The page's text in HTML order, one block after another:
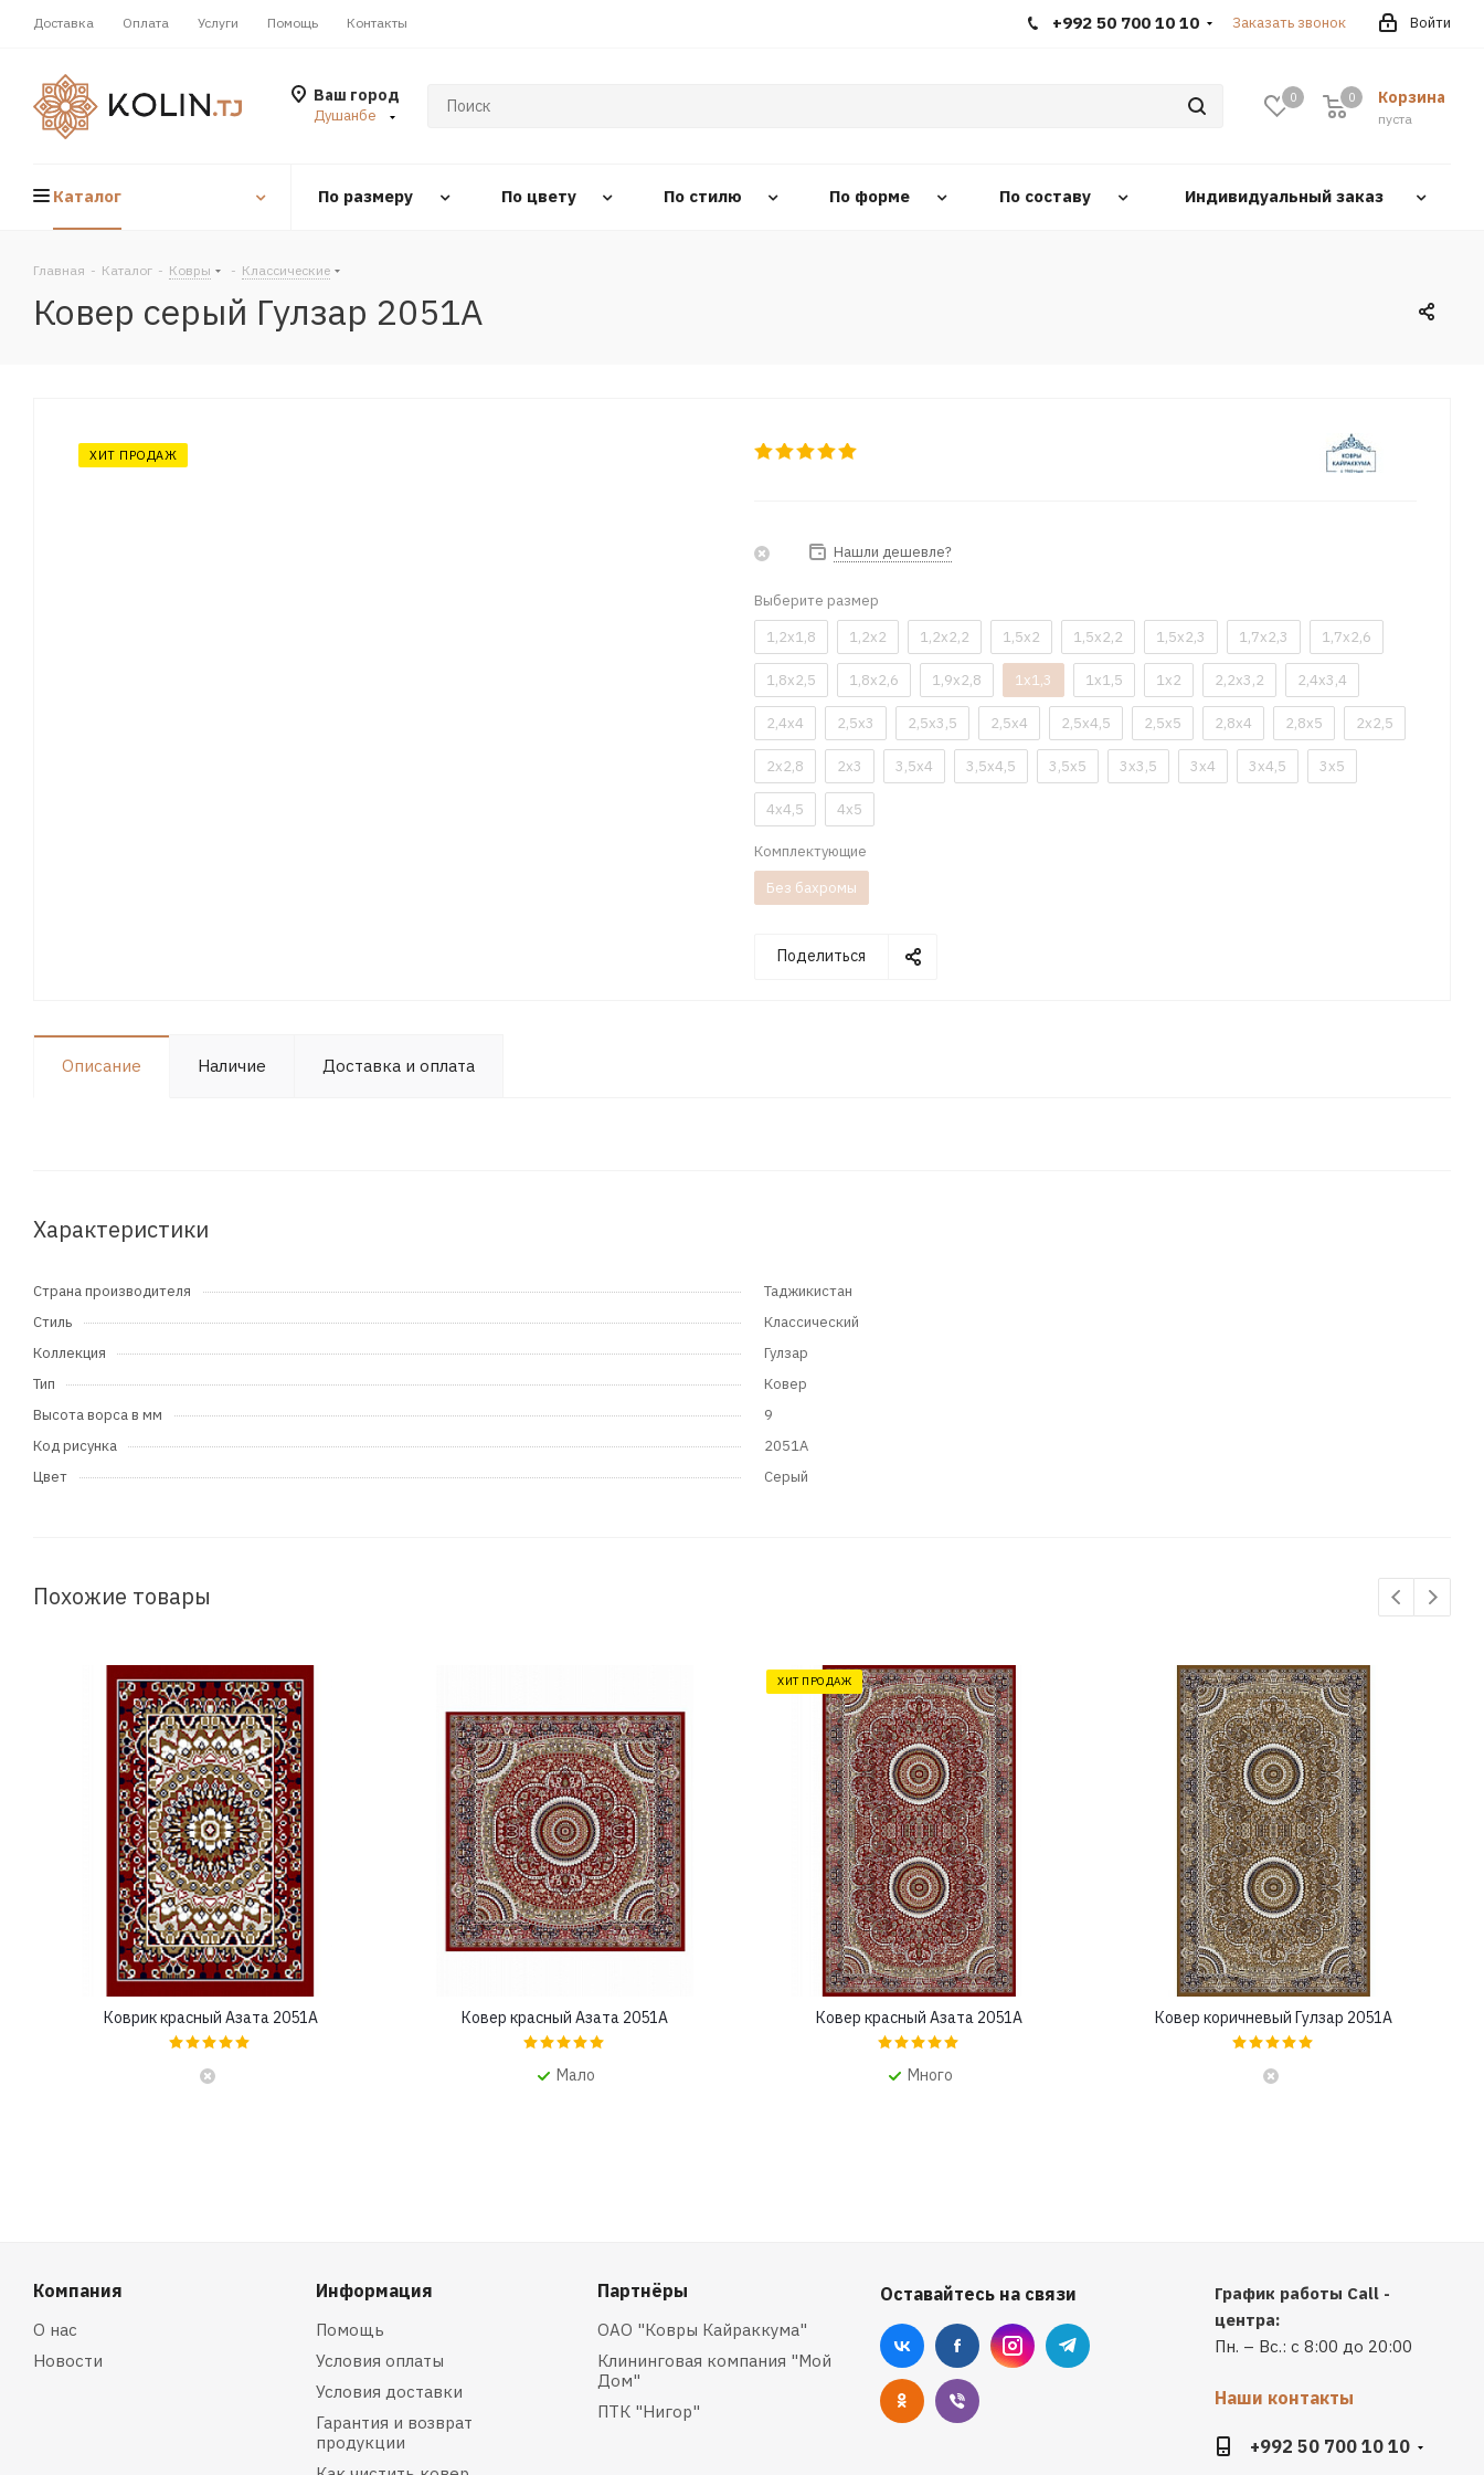
Доставка Оплата Услуги Помощь Контакты Войти
+992 50 700 10 10 Заказать звонок
Ваш город
Душанбе
0 Корзина
0
пуста
0
Каталог По размеру По цвету По стилю По форме По составу Индивидуальный заказ
Главная - Каталог - Ковры - Классические
Ковер серый Гулзар 2051A
ХИТ ПРОДАЖ
Нашли дешевле?
Выберите размер
1,2x1,8
1,2x2 1,2x2,2 1,5x2 1,5x2,2 1,5x2,3 1,7x2,3 1,7x2,6
1,8x2,5 1,8x2,6 1,9x2,8 1x1,3 1x1,5 1x2 2,2x3,2 2,4x3,4
2,4x4 2,5x3 2,5x3,5 2,5x4 2,5x4,5 2,5x5 2,8x4 2,8x5 2x2,5
2x2,8 2x3 3,5x4 3,5x4,5 3,5x5 3x3,5 3x4 3x4,5 3x5
4x4,5 4x5
Комплектующие
Без бахромы
Поделиться
Описание Наличие Доставка и оплата
Характеристики
Страна производителя
Таджикистан
Стиль
Классический
Коллекция
Гулзар
Тип
Ковер
Высота ворса в мм
9
Код рисунка
2051A
Цвет
Серый
Похожие товары
Коврик красный Азата 2051A Ковер красный Азата 2051A
Мало
ХИТ ПРОДАЖ
Ковер красный Азата 2051A
Много
Ковер коричневый Гулзар 2051A
Компания
О нас
Новости
Информация
Помощь
Условия оплаты
Условия доставки
Гарантия и возврат
продукции
Партнёры
ОАО "Ковры Кайраккума"
Клининговая компания "Мой
Дом"
ПТК "Нигор"
Оставайтесь на связи
График работы Call -
центра:
Пн. – Вс.: с 8:00 до 20:00
Наши контакты
+992 50 700 10 10